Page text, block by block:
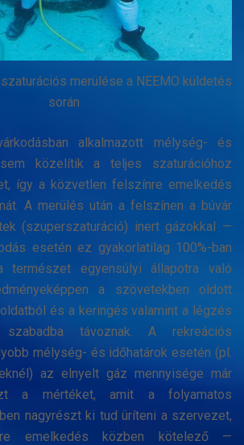
merülése a NEEMO küldetés
során
alkalmazott mélység- és
közelítik a teljes szaturációhoz
így a közvetlen felszínre emelkedés
A merülés után a felszínen a búvár
(szuperszaturáció) inert gázokkal —
esetén ez gyakorlatilag 100%-ban
egyensúlyi állapotra való
a szövetekben oldott
és a keringés valamint a légzés
távoznak. A rekreációs
mélység- és időhatárok esetén (pl.
az elnyelt gáz mennyisége már
a mértéket, amit a folyamatos
nagyrészt ki tud üríteni a szervezet,
emelkedés közben kötelező —